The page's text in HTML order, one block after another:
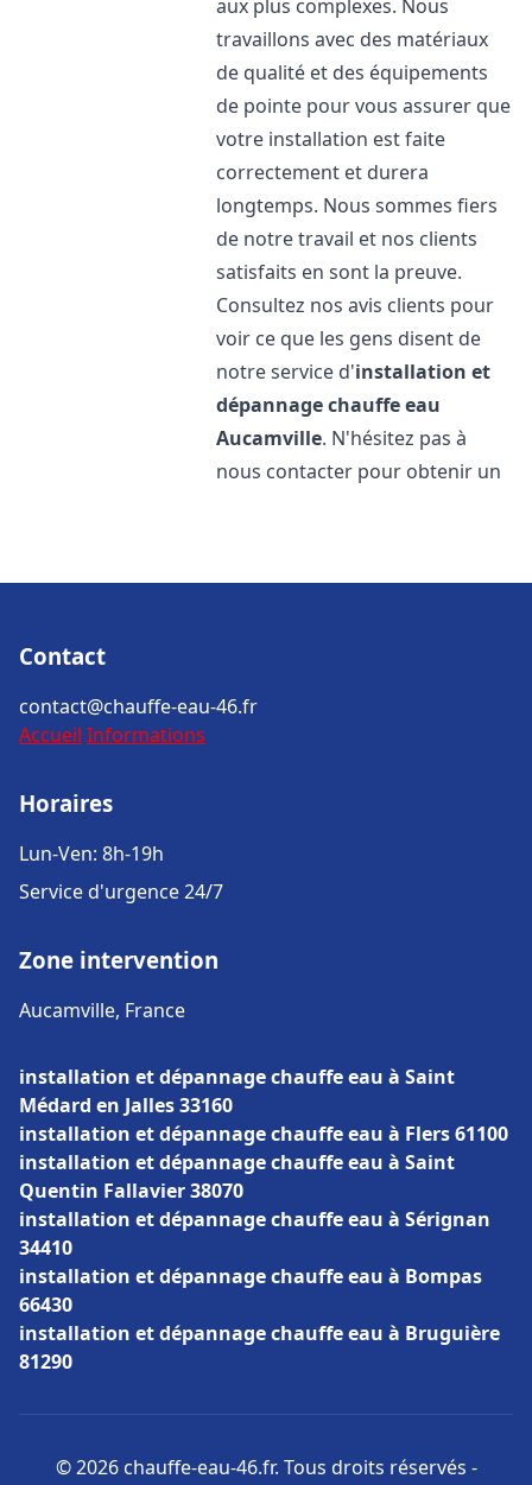
aux plus complexes. Nous
travaillons avec des matériaux
de qualité et des équipements
de pointe pour vous assurer que
votre installation est faite
correctement et durera
longtemps. Nous sommes fiers
de notre travail et nos clients
satisfaits en sont la preuve.
Consultez nos avis clients pour
voir ce que les gens disent de
notre service d'installation et
dépannage chauffe eau
Aucamville. N'hésitez pas à
nous contacter pour obtenir un
Contact
contact@chauffe-eau-46.fr
Accueil Informations
Horaires
Lun-Ven: 8h-19h
Service d'urgence 24/7
Zone intervention
Aucamville, France
installation et dépannage chauffe eau à Saint
Médard en Jalles 33160
installation et dépannage chauffe eau à Flers 61100
installation et dépannage chauffe eau à Saint
Quentin Fallavier 38070
installation et dépannage chauffe eau à Sérignan
34410
installation et dépannage chauffe eau à Bompas
66430
installation et dépannage chauffe eau à Bruguière
81290
© 2026 chauffe-eau-46.fr. Tous droits réservés -